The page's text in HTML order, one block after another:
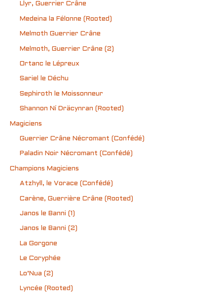
Llyr, Guerrier Crâne
Medeina la Félonne (Rooted)
Melmoth Guerrier Crâne
Melmoth, Guerrier Crâne (2)
Ortanc le Lépreux
Sariel le Déchu
Sephiroth le Moissonneur
Shannon Ní Dräcynran (Rooted)
Magiciens
Guerrier Crâne Nécromant (Confédé)
Paladin Noir Nécromant (Confédé)
Champions Magiciens
Atzhyll, le Vorace (Confédé)
Carène, Guerrière Crâne (Rooted)
Janos le Banni (1)
Janos le Banni (2)
La Gorgone
Le Coryphée
Lo’Nua (2)
Lyncée (Rooted)